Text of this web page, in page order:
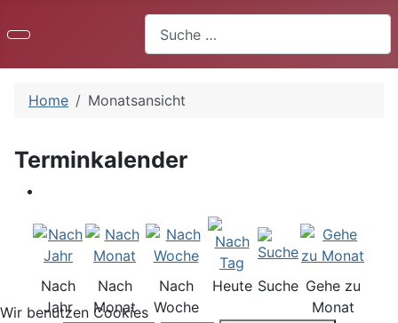
Home Monatsansicht
Terminkalender
Nach
Jahr
Nach
Monat
Nach
Woche
Heute Suche Gehe zu
Monat
Wir benutzen Cookies